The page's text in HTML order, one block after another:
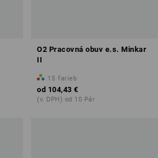
O2 Pracovná obuv e.s. Minkar
II
15 farieb
od 104,43 €
(v. DPH) od 10 Pár